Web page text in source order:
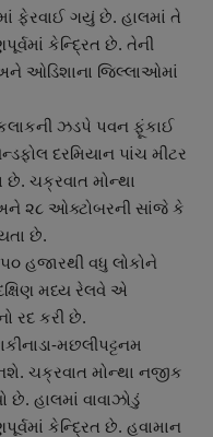
ફેરવાઈ ગયું છે. હાલમાં તે
કેન્દ્રિત છે. તેની
ઓડિશાના જિલ્લાઓમાં
કલાકની ઝડપે પવન ફૂંકાઈ
દરમિયાન ૫ાંચ મીટર
ચક્રવાત મોન્થા
૨૮ ઓક્ટોબરની સાંજે કે
છે.
૫૦ હજારથી વધુ લોકોને
મધ્ય રેલવે એ
રદ કરી છે.
મછલીપટ્ટનમ
ચક્રવાત મોન્થા નજીક
છે. હાલમાં વાવાઝોડું
કેન્દ્રિત છે. હવામાન